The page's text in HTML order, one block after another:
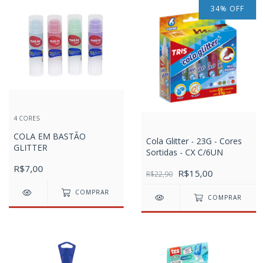
4 CORES
COLA EM BASTÃO
GLITTER
R$7,00
COMPRAR
34% OFF
Cola Glitter - 23G - Cores
Sortidas - CX C/6UN
R$22,90 R$15,00
COMPRAR